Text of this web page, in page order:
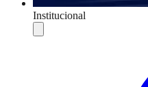
Institucional
Compartilhar